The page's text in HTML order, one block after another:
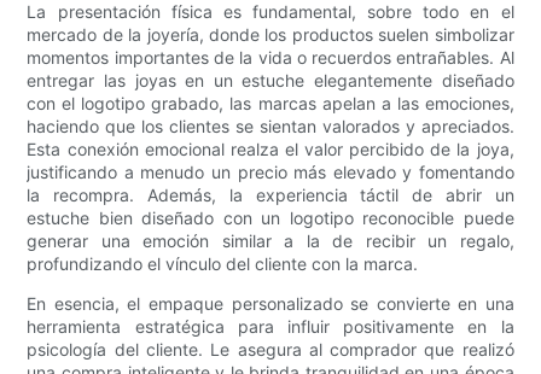
La presentación física es fundamental, sobre todo en el
mercado de la joyería, donde los productos suelen simbolizar
momentos importantes de la vida o recuerdos entrañables. Al
entregar las joyas en un estuche elegantemente diseñado
con el logotipo grabado, las marcas apelan a las emociones,
haciendo que los clientes se sientan valorados y apreciados.
Esta conexión emocional realza el valor percibido de la joya,
justificando a menudo un precio más elevado y fomentando
la recompra. Además, la experiencia táctil de abrir un
estuche bien diseñado con un logotipo reconocible puede
generar una emoción similar a la de recibir un regalo,
profundizando el vínculo del cliente con la marca.
En esencia, el empaque personalizado se convierte en una
herramienta estratégica para influir positivamente en la
psicología del cliente. Le asegura al comprador que realizó